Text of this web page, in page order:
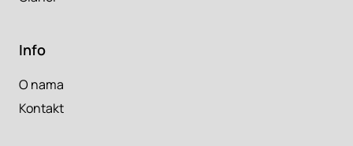
Info
O nama
Kontakt